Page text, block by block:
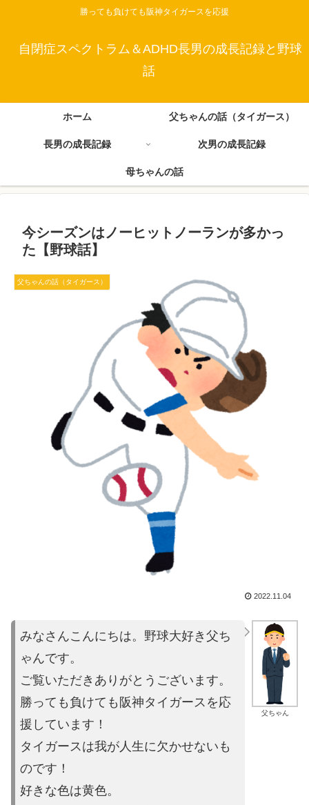
勝っても負けても阪神タイガースを応援
自閉症スペクトラム＆ADHD長男の成長記録と野球
話
ホーム 父ちゃんの話（タイガース）
長男の成長記録 次男の成長記録
母ちゃんの話
今シーズンはノーヒットノーランが多かっ
た【野球話】
父ちゃんの話（タイガース）
2022.11.04
父ちゃん
みなさんこんにちは。野球大好き父ち
ゃんです。
ご覧いただきあり がとうございます。
勝っても負けても阪神タイガースを応
援しています！
タイガースは我が人生に欠かせないも
のです！
好きな色は黄色。